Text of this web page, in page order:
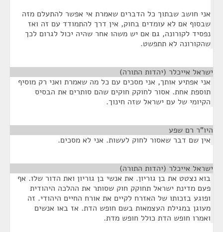
אני חושב שבתוך כל הדברים שאמרת אי אפשר להתעלם מזה
שבסוף אם לא עומדים בחוק, אין דרך להתמודד עם זה ואז
נפסיד לקורונה, גם אם יש משהו אחר שהיה יכול לגרום לכך
שהקורונה לא תתפשט.
ישראל אייכלר (יהדות התורה)
אני אפתיע אותך, אני מסכים עם כל מה שאמרת ואני רק מוסיף
תוספת אחת. אסור לחוקק חוקים שהם סותרים את הבסיס
הקיומי של עם ישראל שזה חינוך.
היו"ר רם שפע
אין שם דבר שאסור לחוק לעשות. אני לא מסכים.
ישראל אייכלר (יהדות התורה)
בוא נצטט את בן גוריון. את אנשי בן גוריון ואת הדור שלו. אף
פעם מדינת ישראל תחוקק חוק שסותר את ההלכה היהודית
ופוגע בזכותו של האזרח לקיים את אורח החיים היהודי. זה
מעוגן במגילת העצמאות בשם חופש הדת. אז באו אנשים
ואמרו חופש הדת כולל חופש מדת.